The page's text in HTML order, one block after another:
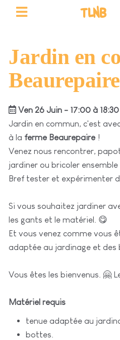
TLNB
Jardin en
Beaurepaire
Ven 26 Juin - 17:00 à 18:30
Jardin en commun, c'est
à la ferme Beaurepaire!
Venez nous rencontrer,
jardiner ou bricoler
Bref tester et expérimenter
Si vous souhaitez jardiner
les gants et le matériel. 😋
Et vous venez comme vous
adaptée au jardinage et des
Vous êtes les bienvenus. 🤗
Matériel requis
tenue adaptée au
bottes.